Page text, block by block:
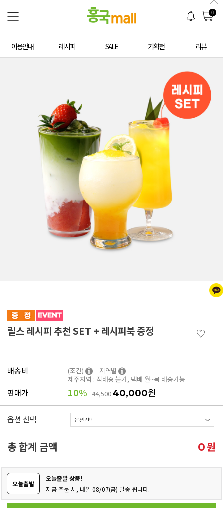
0
이용안내 레시피 SALE 기획전 리뷰
릴스 레시피 추천 SET + 레시피북 증정 ♡
배송비 (조건)
지역별
제주지역 : 직배송 불가, 택배 월~목 배송가능
판매가 10% 44,50040,000원
옵션 선택
총 합계 금액 0원
오늘출발
오늘출발 상품!
지금 주문 시, 내일 08/07(금) 발송 됩니다.